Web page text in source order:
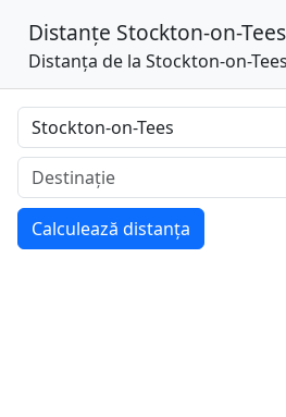
Distanțe Stockton-on-Tees
Distanța de la Stockton-on-
Calculează distanța